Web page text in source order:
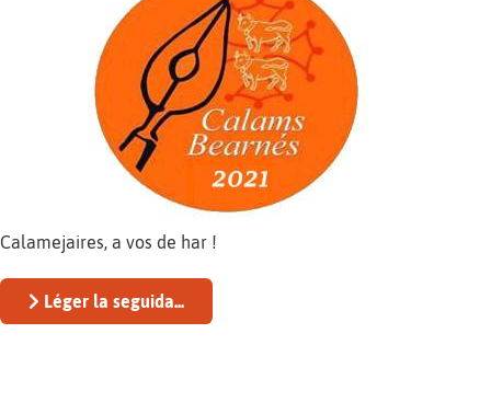
Calamejaires, a vos de har !
Léger la seguida...